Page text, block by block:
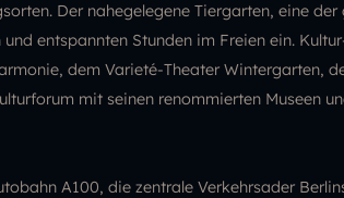
Der nahegelegene Tiergarten, eine der
entspannten Stunden im Freien ein.
dem Varieté-Theater Wintergarten,
mit seinen renommierten Museen
A100, die zentrale Verkehrsader